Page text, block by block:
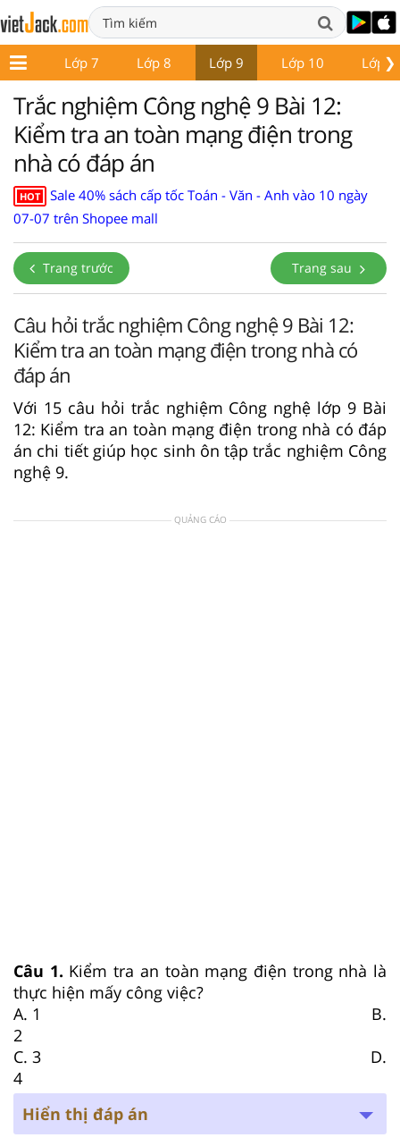
❯
6 Lớp 7 Lớp 8 Lớp 9 Lớp 10 Lớp
Trắc nghiệm Công nghệ 9 Bài 12:
Kiểm tra an toàn mạng điện trong
nhà có đáp án
HOT
Sale 40% sách cấp tốc Toán - Văn - Anh vào 10 ngày
07-07 trên Shopee mall
Trang trước Trang sau
Câu hỏi trắc nghiệm Công nghệ 9 Bài 12:
Kiểm tra an toàn mạng điện trong nhà có
đáp án
Với 15 câu hỏi trắc nghiệm Công nghệ lớp 9 Bài
12: Kiểm tra an toàn mạng điện trong nhà có đáp
án chi tiết giúp học sinh ôn tập trắc nghiệm Công
nghệ 9.
QUẢNG CÁO
Câu 1. Kiểm tra an toàn mạng điện trong nhà là
thực hiện mấy công việc?
A. 1 B.
2
C. 3 D.
4
Hiển thị đáp án